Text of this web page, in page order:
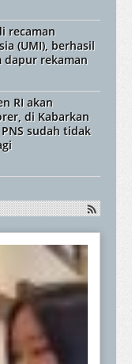
recaman
(UMI), berhasil
dapur rekaman
RI akan
di Kabarkan
sudah tidak